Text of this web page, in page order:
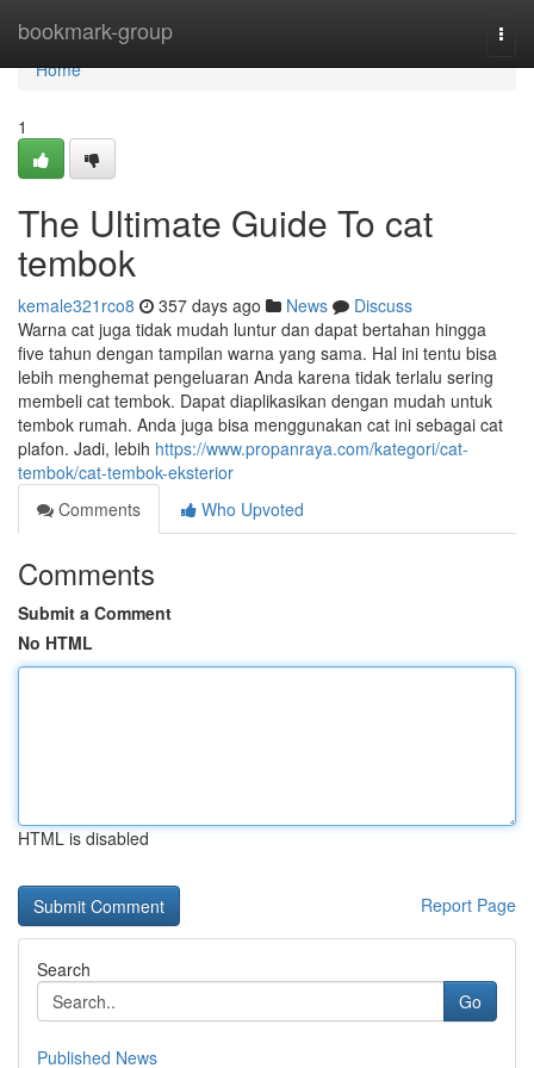
bookmark-group
Home
Home
1
The Ultimate Guide To cat
tembok
kemale321rco8 357 days ago News
Discuss
Warna cat juga tidak mudah luntur dan dapat bertahan hingga
five tahun dengan tampilan warna yang sama. Hal ini tentu bisa
lebih menghemat pengeluaran Anda karena tidak terlalu sering
membeli cat tembok. Dapat diaplikasikan dengan mudah untuk
tembok rumah. Anda juga bisa menggunakan cat ini sebagai cat
plafon. Jadi, lebih https://www.propanraya.com/kategori/cat-
tembok/cat-tembok-eksterior
Comments
Who Upvoted
Comments
Submit a Comment
No HTML
HTML is disabled
Report Page
Search
Go
Published News